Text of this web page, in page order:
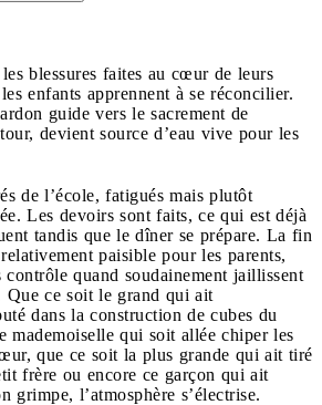
blessures faites au cœur de leurs
enfants apprennent à se réconcilier.
guide vers le sacrement de
devient source d’eau vive pour les
de l’école, fatigués mais plutôt
Les devoirs sont faits, ce qui est déjà
tandis que le dîner se prépare. La fin
paisible pour les parents,
contrôle quand soudainement jaillissent
Que ce soit le grand qui ait
dans la construction de cubes du
mademoiselle qui soit allée chiper les
que ce soit la plus grande qui ait tiré
frère ou encore ce garçon qui ait
grimpe, l’atmosphère s’électrise.